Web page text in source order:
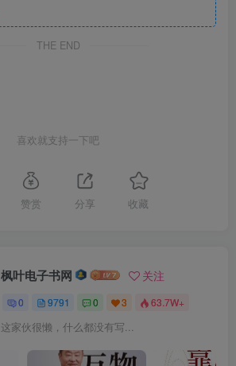
THE END
喜欢就支持一下吧
赞赏 分享 收藏
枫叶电子书网 关注
0 9791 0 3 63.7W+
这家伙很懒，什么都没有写...